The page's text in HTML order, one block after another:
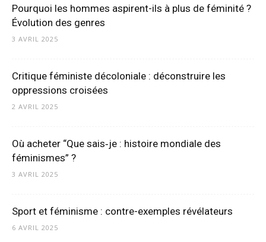
Pourquoi les hommes aspirent-ils à plus de féminité ?
Évolution des genres
3 AVRIL 2025
Critique féministe décoloniale : déconstruire les
oppressions croisées
2 AVRIL 2025
Où acheter “Que sais‑je : histoire mondiale des
féminismes” ?
3 AVRIL 2025
Sport et féminisme : contre-exemples révélateurs
6 AVRIL 2025